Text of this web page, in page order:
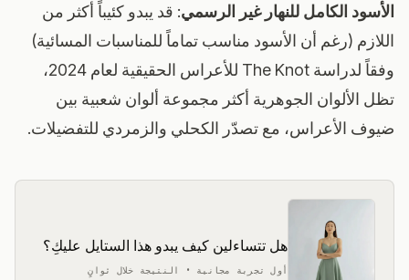
الأسود الكامل للنهار غير الرسمي: قد يبدو كئيباً أكثر من
اللازم (رغم أن الأسود مناسب تماماً للمناسبات المسائية)
وفقاً لدراسة The Knot للأعراس الحقيقية لعام 2024
،
تظل الألوان الجوهرية أكثر مجموعة ألوان شعبية بين
ضيوف الأعراس، مع تصدّر الكحلي والزمردي للتفضيلات.
هل تتساءلين كيف يبدو هذا الستايل عليكِ؟
أول تجربة مجانية • النتيجة خلال ثوانٍ